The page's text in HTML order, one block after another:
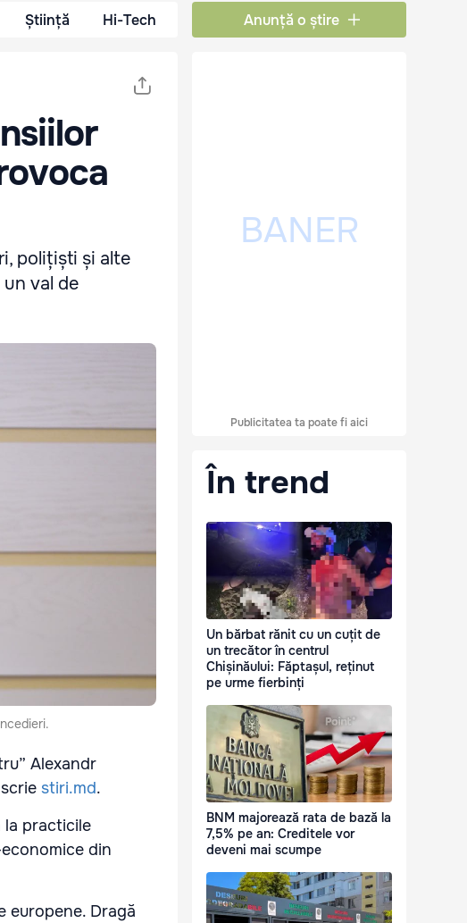
Știință Hi-Tech Anunță o știre
polițiști și alte
val de
Alexandr
stiri.md.
la practicile
din
europene. Dragă
Publicitatea ta poate fi aici
În trend
Un bărbat rănit cu un cuțit de
un trecător în centrul
Chișinăului: Făptașul, reținut
pe urme fierbinți
BNM majorează rata de bază la
7,5% pe an: Creditele vor
deveni mai scumpe